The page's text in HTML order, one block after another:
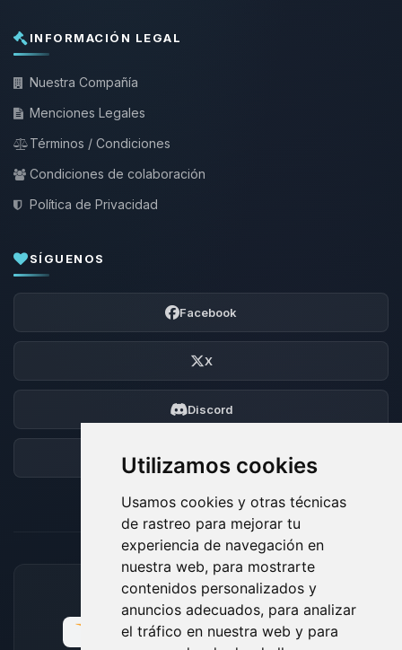
Utilizamos cookies
Usamos cookies y otras técnicas
de rastreo para mejorar tu
experiencia de navegación en
nuestra web, para mostrarte
contenidos personalizados y
anuncios adecuados, para analizar
el tráfico en nuestra web y para
INFORMACIÓN LEGAL
Nuestra Compañía
Menciones Legales
Términos / Condiciones
Condiciones de colaboración
Política de Privacidad
SÍGUENOS
Facebook
X
Discord
Foro
MÉTODOS DE PAGO ACEPTADOS